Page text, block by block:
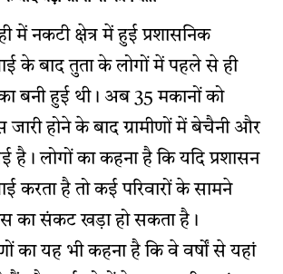
में नकटी क्षेत्र में हुई प्रशासनिक
के बाद तुता के लोगों में पहले से ही
बनी हुई थी। अब 35 मकानों को
जारी होने के बाद ग्रामीणों में बेचैनी और
है। लोगों का कहना है कि यदि प्रशासन
करता है तो कई परिवारों के सामने
का संकट खड़ा हो सकता है।
का यह भी कहना है कि वे वर्षों से यहां